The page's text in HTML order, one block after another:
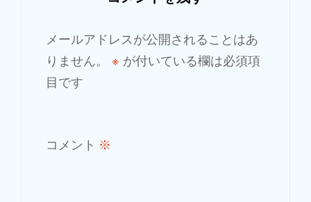
メールアドレスが公開されることはあ
りません。
※ が付いている欄は必須項
目です
コメント ※